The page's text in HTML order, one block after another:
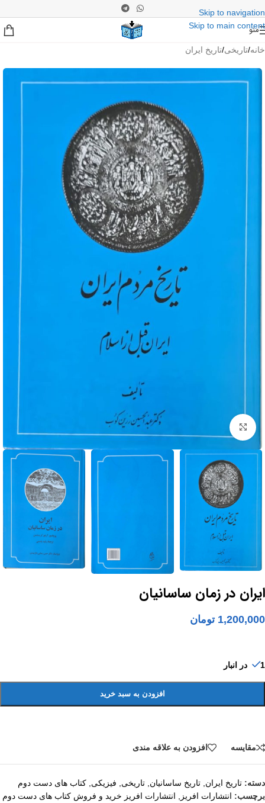
Skip to navigation
Skip to main content
منو
خانه/تاریخی/تاریخ ایران
برای بزرگنمایی کلیک کنید
ایران در زمان ساسانیان
1,200,000 تومان
1 در انبار
افزودن به سبد خرید
مقايسه افزودن به علاقه مندی
دسته: تاریخ ایران تاریخ ساسانیان تاریخی فیزیکی کتاب های دست دوم
برچسب: انتشارات افریز
انتشارات افریز خرید و فروش کتاب های دست دوم